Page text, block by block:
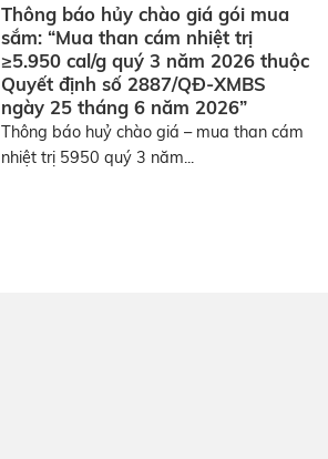
Thông báo hủy chào giá gói mua
sắm: “Mua than cám nhiệt trị
≥5.950 cal/g quý 3 năm 2026 thuộc
Quyết định số 2887/QĐ-XMBS
ngày 25 tháng 6 năm 2026”
Thông báo huỷ chào giá – mua than cám
nhiệt trị 5950 quý 3 năm...